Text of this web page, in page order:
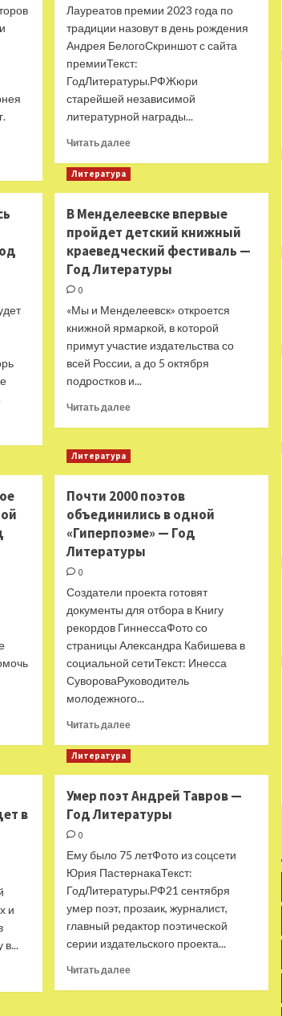
Лауреатов премии 2023 года по
традиции назовут в день рождения
Андрея БелогоСкриншот с сайта
премииТекст:
ГодЛитературы.РФЖюри
старейшей независимой
литературной награды...
Читать далееПрочитать
о
Андрея
Белого
продолжит
—
Литературы
Литература
В Менделеевске впервые
пройдет детский книжный
краеведческий фестиваль —
Год Литературы
0
«Мы и Менделеевск» откроется
книжной ярмаркой, в которой
примут участие издательства со
всей России, а до 5 октября
подростков и...
Читать далееПрочитать
В
Менделеевске
пройдет
детский
краеведческий
фестиваль
Год
Литературы
Литература
Почти 2000 поэтов
объединились в одной
«Гиперпоэме» — Год
Литературы
0
Создатели проекта готовят
документы для отбора в Книгу
рекордов ГиннессаФото со
страницы Александра Кабишева в
социальной сетиТекст: Инесса
СувороваРуководитель
молодежного...
Читать далееПрочитать
о
поэтов
объединились
«Гиперпоэме»
—
Год
Литературы
в
и
в...
Литература
Умер поэт Андрей Тавров —
Год Литературы
0
Ему было 75 летФото из соцсети
Юрия ПастернакаТекст:
ГодЛитературы.РФ21 сентября
умер поэт, прозаик, журналист,
главный редактор поэтической
серии издательского проекта...
Читать далееПрочитать